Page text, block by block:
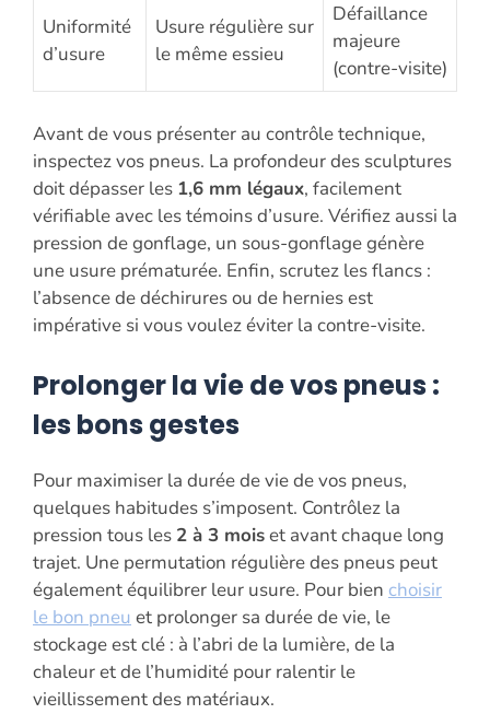
Uniformité
d’usure
Usure régulière sur
le même essieu
Défaillance
majeure
(contre-visite)
Avant de vous présenter au contrôle technique,
inspectez vos pneus. La profondeur des sculptures
doit dépasser les 1,6 mm légaux, facilement
vérifiable avec les témoins d’usure. Vérifiez aussi la
pression de gonflage, un sous-gonflage génère
une usure prématurée. Enfin, scrutez les flancs :
l’absence de déchirures ou de hernies est
impérative si vous voulez éviter la contre-visite.
Prolonger la vie de vos pneus :
les bons gestes
Pour maximiser la durée de vie de vos pneus,
quelques habitudes s’imposent. Contrôlez la
pression tous les 2 à 3 moiset avant chaque long
trajet. Une permutation régulière des pneus peut
également équilibrer leur usure. Pour bien choisir
le bon pneu et prolonger sa durée de vie, le
stockage est clé : à l’abri de la lumière, de la
chaleur et de l’humidité pour ralentir le
vieillissement des matériaux.